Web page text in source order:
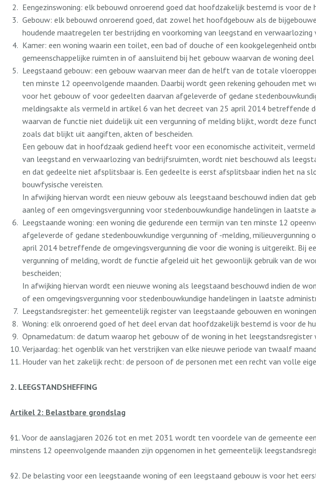
Eengezinswoning: elk bebouwd onroerend goed dat hoofdzakelijk bestemd is voor
Gebouw: elk bebouwd onroerend goed, dat zowel het hoofdgebouw als de
houdende maatregelen ter bestrijding en voorkoming van leegstand en verwaarlozing
Kamer: een woning waarin een toilet, een bad of douche of een kookgelegenheid
gemeenschappelijke ruimten in of aansluitend bij het gebouw waarvan de woning
Leegstaand gebouw: een gebouw waarvan meer dan de helft van de totale
ten minste 12 opeenvolgende maanden. Daarbij wordt geen rekening gehouden met
voor het gebouw of voor gedeelten daarvan afgeleverde of gedane
meldingsakte als vermeld in artikel 6 van het decreet van 25 april 2014 betreffende
waarvan de functie niet duidelijk uit een vergunning of melding blijkt, wordt deze
zoals dat blijkt uit aangiften, akten of bescheiden.
Een gebouw dat in hoofdzaak gediend heeft voor een economische activiteit,
van leegstand en verwaarlozing van bedrijfsruimten, wordt niet beschouwd als
en dat gedeelte niet afsplitsbaar is. Een gedeelte is eerst afsplitsbaar indien het na
bouwfysische vereisten.
In afwijking hiervan wordt een nieuw gebouw als leegstaand beschouwd indien dat
aanleg of een omgevingsvergunning voor stedenbouwkundige handelingen in
Leegstaande woning: een woning die gedurende een termijn van ten minste 12
afgeleverde of gedane stedenbouwkundige vergunning of -melding,
april 2014 betreffende de omgevingsvergunning die voor die woning is uitgereikt. Bij
vergunning of melding, wordt de functie afgeleid uit het gewoonlijk gebruik van de
bescheiden;
In afwijking hiervan wordt een nieuwe woning als leegstaand beschouwd indien de
of een omgevingsvergunning voor stedenbouwkundige handelingen in laatste
Leegstandsregister: het gemeentelijk register van leegstaande gebouwen en
Woning: elk onroerend goed of het deel ervan dat hoofdzakelijk bestemd is voor de
Opnamedatum: de datum waarop het gebouw of de woning in het leegstandsregister
Verjaardag: het ogenblik van het verstrijken van elke nieuwe periode van twaalf
Houder van het zakelijk recht: de persoon of de personen met een recht van volle
2. LEEGSTANDSHEFFING
Artikel 2: Belastbare grondslag
§1. Voor de aanslagjaren 2026 tot en met 2031 wordt ten voordele van de gemeente
minstens 12 opeenvolgende maanden zijn opgenomen in het gemeentelijk
§2. De belasting voor een leegstaande woning of een leegstaand gebouw is voor het